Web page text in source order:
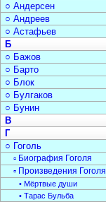
○ Андерсен
○ Андреев
○ Астафьев
Б
○ Бажов
○ Барто
○ Блок
○ Булгаков
○ Бунин
В
Г
○ Гоголь
▫ Биография Гоголя
▫ Произведения Гоголя
• Мёртвые души
• Тарас Бульба